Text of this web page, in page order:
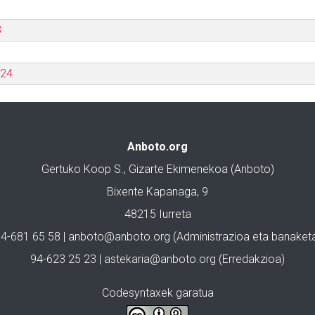
Anboto.org
Gertuko Koop S., Gizarte Ekimenekoa (Anboto)
Bixente Kapanaga, 9
48215 Iurreta
681 65 58 | anboto@anboto.org (Administrazioa eta
94-623 25 23 | astekaria@anboto.org (Erredakzioa)
Codesyntaxek garatua